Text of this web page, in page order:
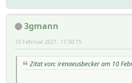
3gmann
10 Februar 2021, 17:30:15
Zitat von: irenaeusbecker am 10